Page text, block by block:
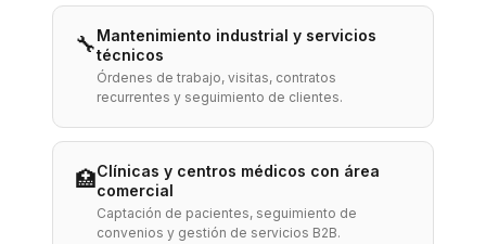
🔧Mantenimiento industrial y servicios
técnicos
Órdenes de trabajo, visitas, contratos
recurrentes y seguimiento de clientes.
🏥Clínicas y centros médicos con área
comercial
Captación de pacientes, seguimiento de
convenios y gestión de servicios B2B.